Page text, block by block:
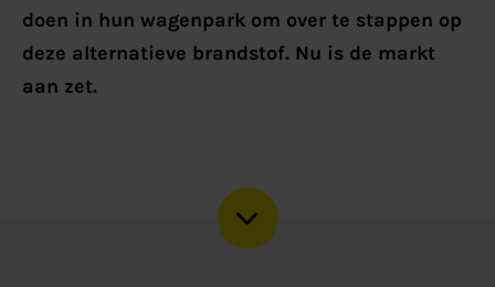
doen in hun wagenpark om over te stappen op
deze alternatieve brandstof. Nu is de markt
aan zet.